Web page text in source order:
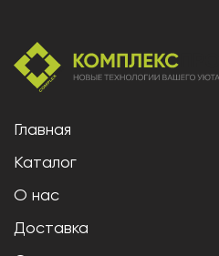
Главная
Каталог
О нас
Доставка